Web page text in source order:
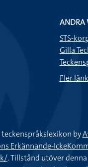
ANDRA
STS-
Gilla
Fler
teckenspråkslexikon by
Erkännande-
. Tillstånd utöver